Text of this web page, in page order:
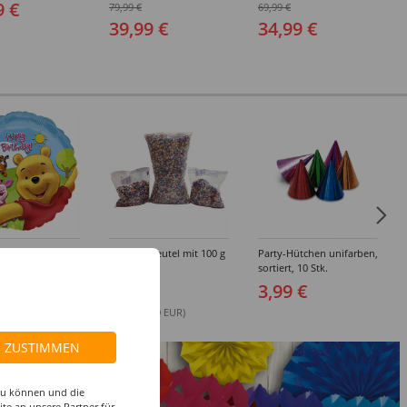
€
(48-64)
79,99 €
39,99 €
(48-64)
69,99 €
34,99 €
Konfetti Beutel mit 100 g
(1 kg = 9.90 EUR)
Party-Hütchen unifarben,
sortiert, 10 Stk.
3,99 €
ZUSTIMMEN
können und die